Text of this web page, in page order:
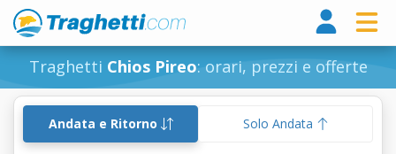
Traghetti Chios Pireo: orari, prezzi e offerte
Andata e Ritorno Solo Andata